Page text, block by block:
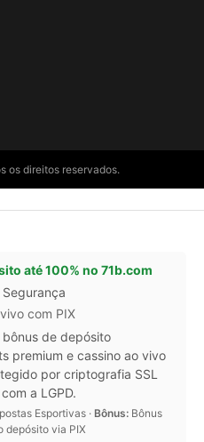
os direitos reservados.
até 100% no 71b.com
com PIX
de depósito
premium e cassino ao vivo
por criptografia SSL
a LGPD.
Esportivas · Bônus: Bônus
depósito via PIX